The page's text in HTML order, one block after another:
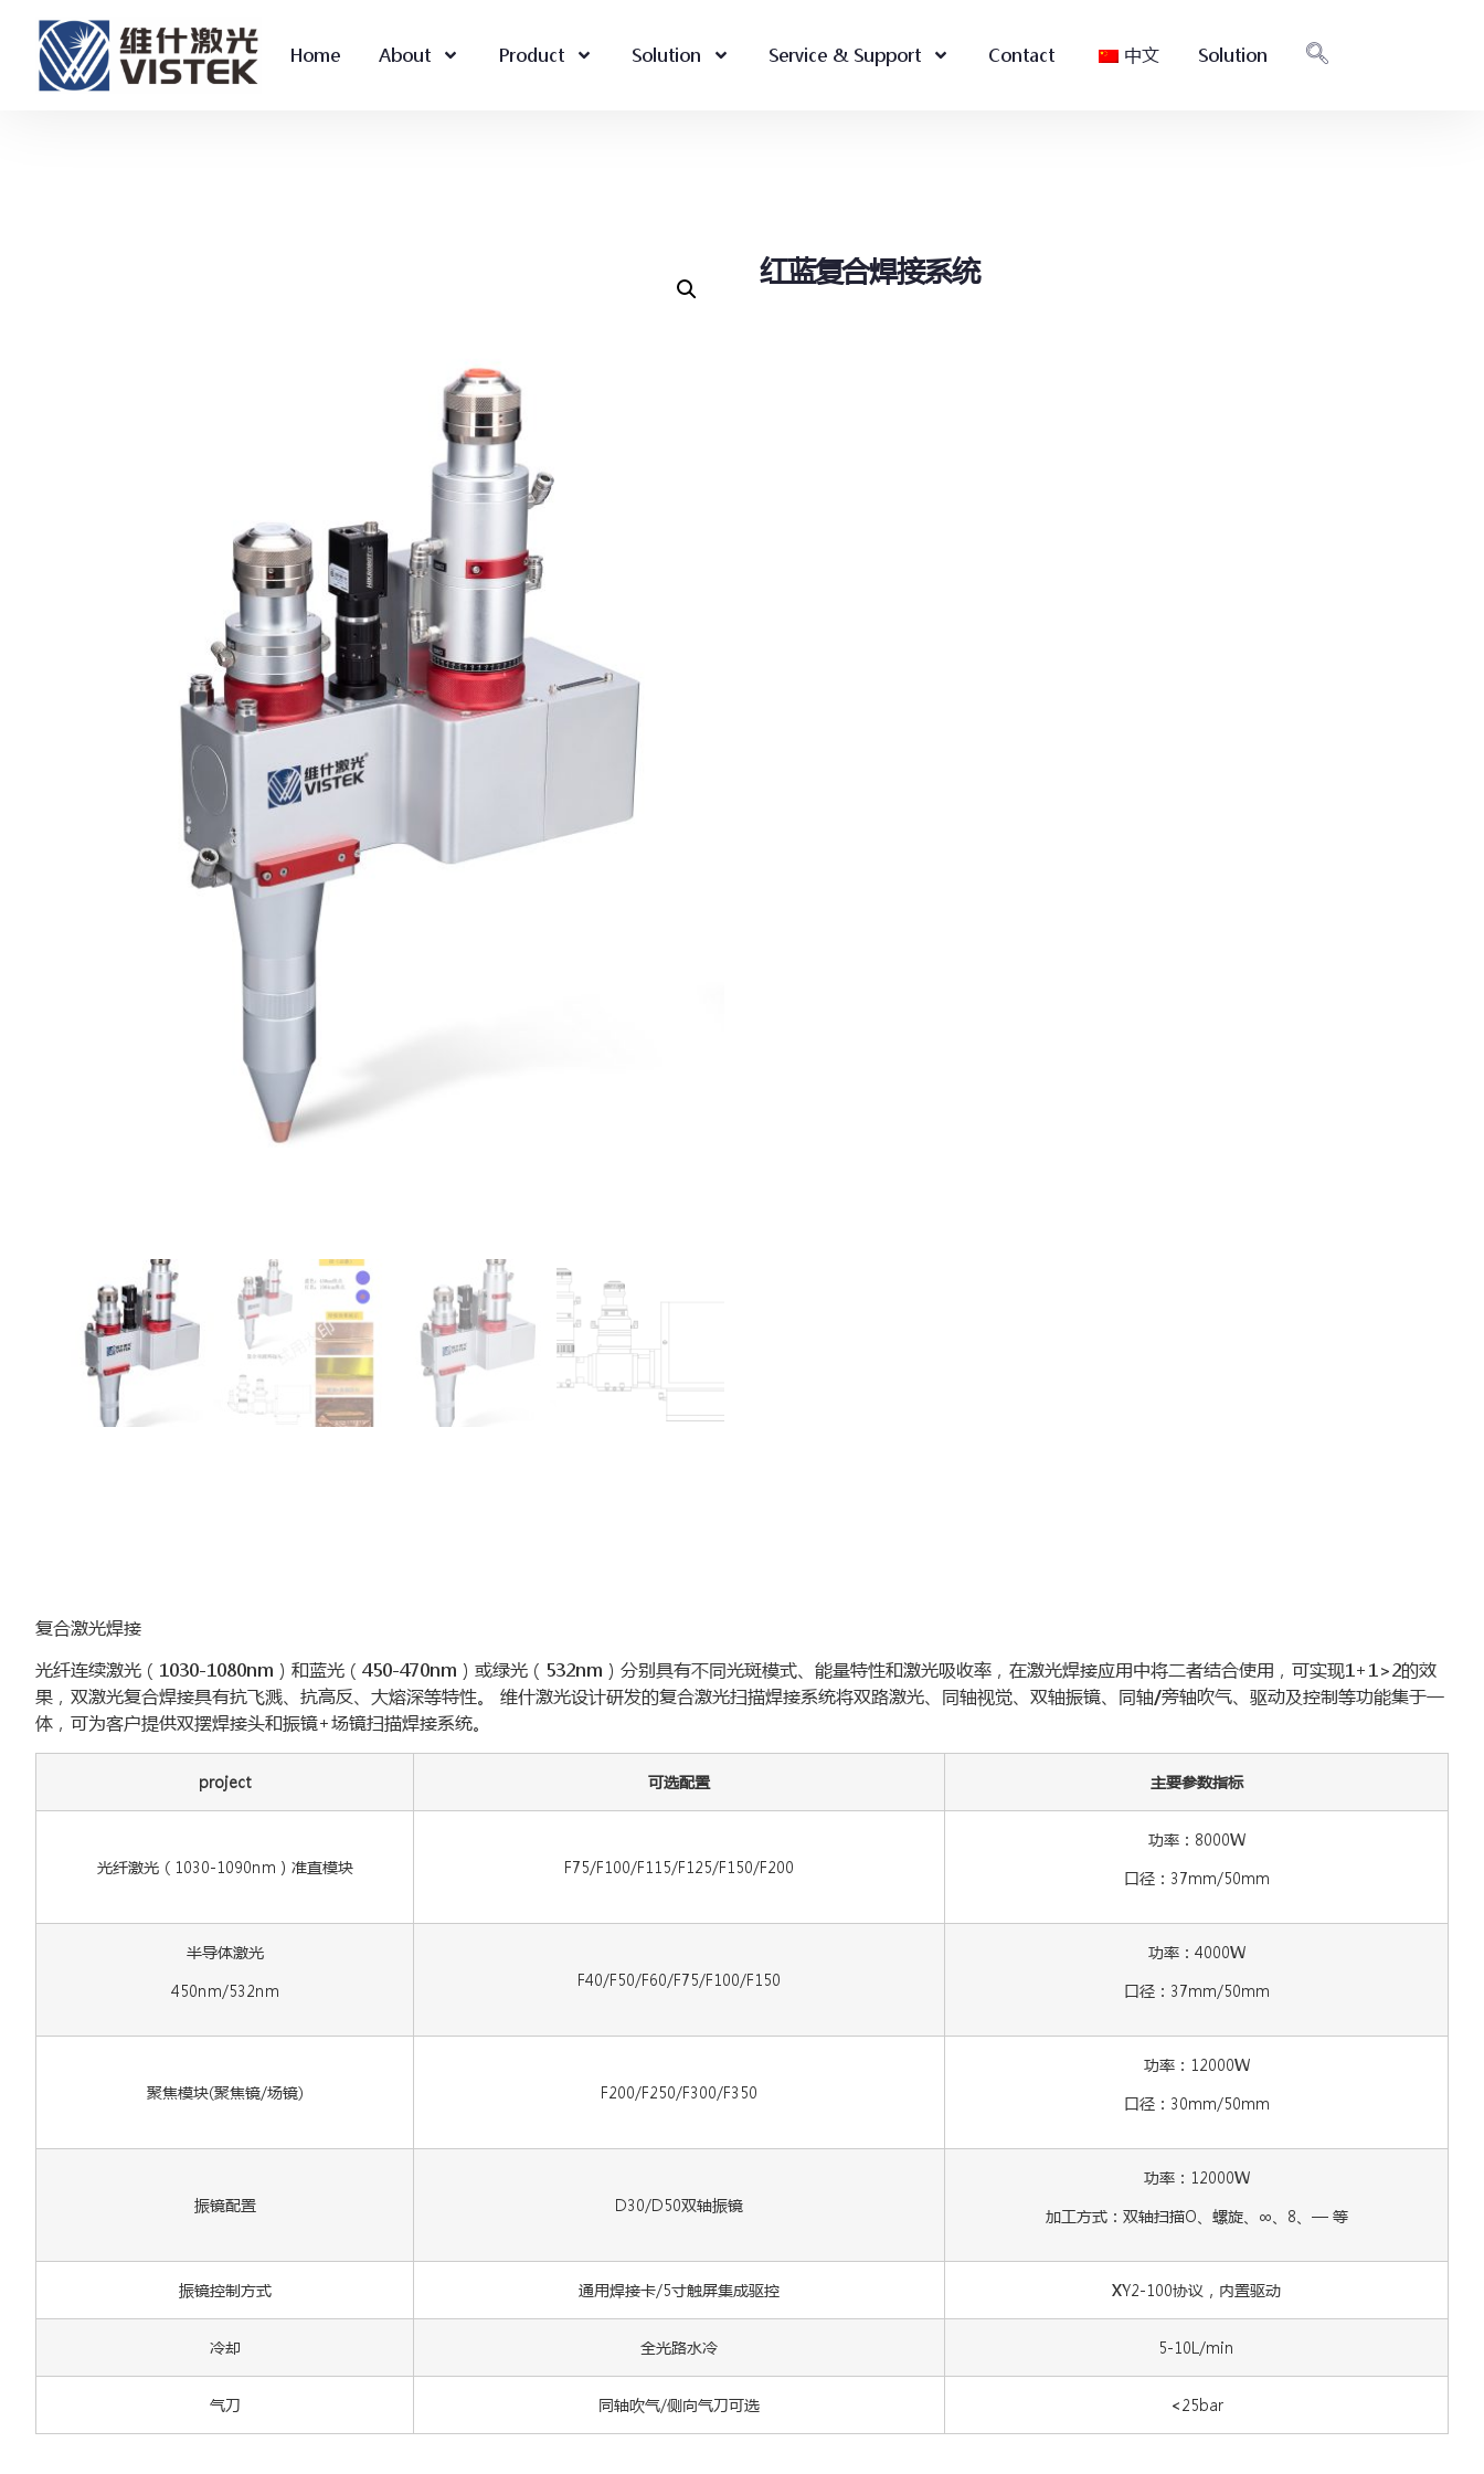
Home About Product Solution Service & Support Contact 中文 Solution
红蓝复合焊接系统
复合激光焊接
光纤连续激光（1030-1080nm）和蓝光（450-470nm）或绿光（532nm）分别具有不同光斑模式、能量特性和激光吸收率，在激光焊接应用中将二者结合使用，可实现1+1>2的效
果，双激光复合焊接具有抗飞溅、抗高反、大熔深等特性。 维什激光设计研发的复合激光扫描焊接系统将双路激光、同轴视觉、双轴振镜、同轴/旁轴吹气、驱动及控制等功能集于一
体，可为客户提供双摆焊接头和振镜+场镜扫描焊接系统。
project 可选配置 主要参数指标
光纤激光（1030-1090nm）准直模块 F75/F100/F115/F125/F150/F200
功率：8000W
口径：37mm/50mm
半导体激光
450nm/532nm
F40/F50/F60/F75/F100/F150
功率：4000W
口径：37mm/50mm
聚焦模块(聚焦镜/场镜) F200/F250/F300/F350
功率：12000W
口径：30mm/50mm
振镜配置 D30/D50双轴振镜
功率：12000W
加工方式：双轴扫描O、螺旋、∞、8、— 等
振镜控制方式 通用焊接卡/5寸触屏集成驱控 XY2-100协议，内置驱动
冷却 全光路水冷 5-10L/min
气刀 同轴吹气/侧向气刀可选 <25bar